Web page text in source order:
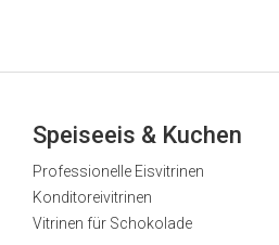
Speiseeis & Kuchen
Professionelle Eisvitrinen
Konditoreivitrinen
Vitrinen für Schokolade